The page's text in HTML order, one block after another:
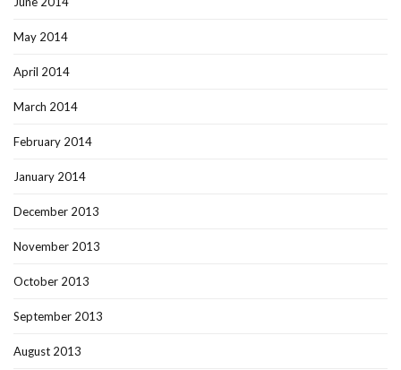
May 2014
April 2014
March 2014
February 2014
January 2014
December 2013
November 2013
October 2013
September 2013
August 2013